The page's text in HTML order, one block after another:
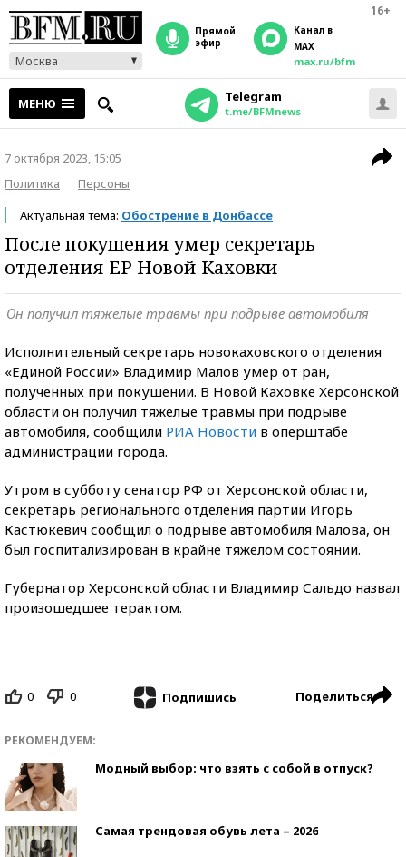
16+
Москва
прямой
эфир
Канал в
MAX
max.ru/bfm
МЕНЮ Telegram
t.me/BFMnews
7 октября 2023, 15:05
Политика
Персоны
Актуальная тема: Обострение в Донбассе
После покушения умер секретарь
отделения ЕР Новой Каховки
Он получил тяжелые травмы при подрыве автомобиля
Исполнительный секретарь новокаховского отделения
«Единой России» Владимир Малов умер от ран,
полученных при покушении. В Новой Каховке Херсонской
области он получил тяжелые травмы при подрыве
автомобиля, сообщили РИА Новости в оперштабе
администрации города.
Утром в субботу сенатор РФ от Херсонской области,
секретарь регионального отделения партии Игорь
Кастюкевич сообщил о подрыве автомобиля Малова, он
был госпитализирован в крайне тяжелом состоянии.
Губернатор Херсонской области Владимир Сальдо назвал
произошедшее терактом.
0 0 Подпишись Поделиться
РЕКОМЕНДУЕМ:
Модный выбор: что взять с собой в отпуск?
Самая трендовая обувь лета – 2026